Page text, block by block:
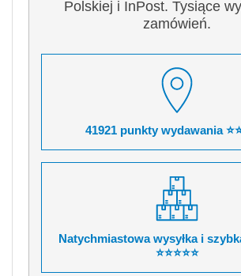
Polskiej i InPost. Tysiące
zamówień.
41921 punkty wydawania
Natychmiastowa wysyłka i
⭐⭐⭐⭐⭐